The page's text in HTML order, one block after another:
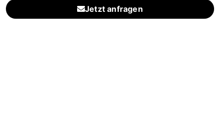
Jetzt anfragen